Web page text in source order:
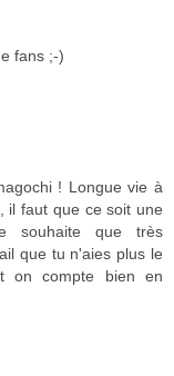
fans ;-)
! Longue vie à
il faut que ce soit une
souhaite que très
que tu n'aies plus le
on compte bien en